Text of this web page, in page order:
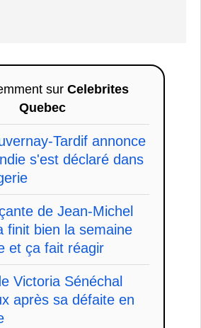
sur Celebrites
Quebec
Tardif annonce
s'est déclaré dans
de Jean-Michel
finit bien la semaine
et ça fait réagir
Victoria Sénéchal
après sa défaite en